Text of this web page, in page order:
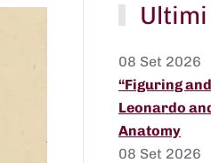
08 Set 2026
“Figuring
Leonardo
Anatomy
08 Set 2026